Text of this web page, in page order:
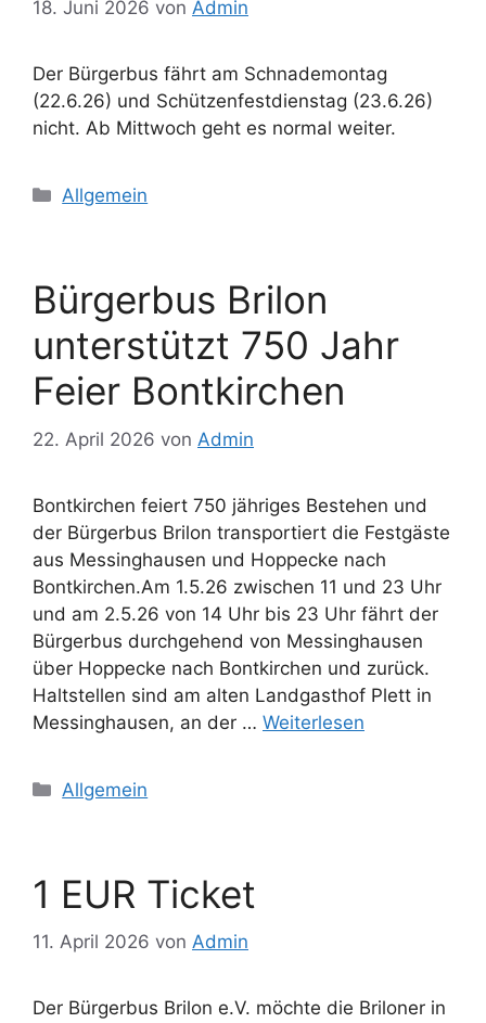
18. Juni 2026 von Admin
Der Bürgerbus fährt am Schnademontag
(22.6.26) und Schützenfestdienstag (23.6.26)
nicht. Ab Mittwoch geht es normal weiter.
Kategorien
Allgemein
Bürgerbus Brilon
unterstützt 750 Jahr
Feier Bontkirchen
22. April 2026 von Admin
Bontkirchen feiert 750 jähriges Bestehen und
der Bürgerbus Brilon transportiert die Festgäste
aus Messinghausen und Hoppecke nach
Bontkirchen.Am 1.5.26 zwischen 11 und 23 Uhr
und am 2.5.26 von 14 Uhr bis 23 Uhr fährt der
Bürgerbus durchgehend von Messinghausen
über Hoppecke nach Bontkirchen und zurück.
Haltstellen sind am alten Landgasthof Plett in
Messinghausen, an der … Weiterlesen
Kategorien
Allgemein
1 EUR Ticket
11. April 2026 von Admin
Der Bürgerbus Brilon e.V. möchte die Briloner in